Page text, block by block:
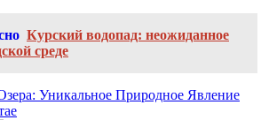
Курский водопад: неожиданное
среде
Уникальное Природное Явление